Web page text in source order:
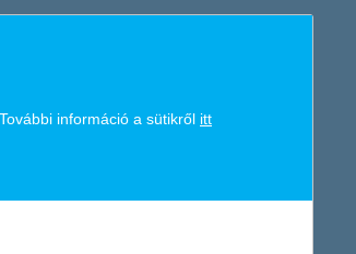
információ a sütikről itt